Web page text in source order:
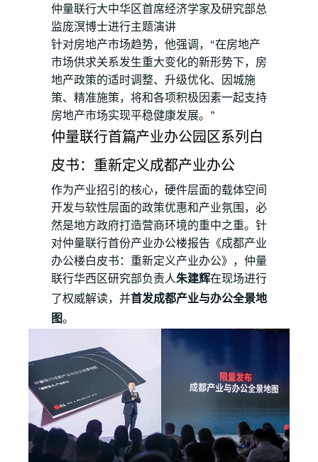
仲量联行大中华区首席经济学家及研究部总
监庞溟博士进行主题演讲
针对房地产市场趋势，他强调，“在房地产
市场供求关系发生重大变化的新形势下，房
地产政策的适时调整、升级优化、因城施
策、精准施策，将和各项积极因素一起支持
房地产市场实现平稳健康发展。”
仲量联行首篇产业办公园区系列白
皮书：重新定义成都产业办公
作为产业招引的核心，硬件层面的载体空间
开发与软性层面的政策优惠和产业氛围，必
然是地方政府打造营商环境的重中之重。针
对仲量联行首份产业办公楼报告《成都产业
办公楼白皮书：重新定义产业办公》，仲量
联行华西区研究部负责人朱建辉在现场进行
了权威解读，并首发成都产业与办公全景地
图。